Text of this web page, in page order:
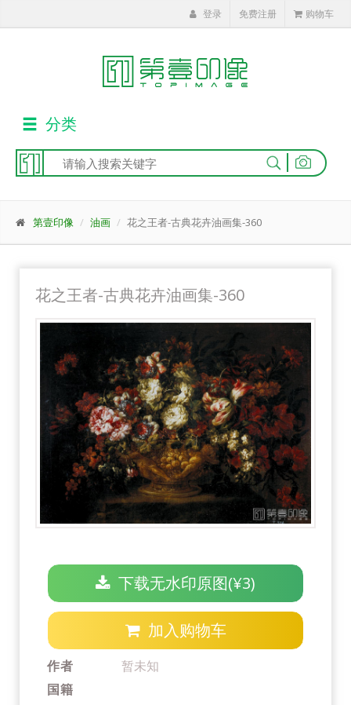
登录 免费注册 购物车
分类
|
第壹印像 油画 花之王者-古典花卉油画集-360
花之王者-古典花卉油画集-360
下载无水印原图(¥3)
加入购物车
作者
暂未知
国籍